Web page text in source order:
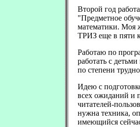
Второй год
"Предметное
математики. Моя
ТРИЗ еще в пяти
Работаю по
работать с
по степени
Идею с
всех ожиданий и
читателей-
нужна техника,
имеющийся